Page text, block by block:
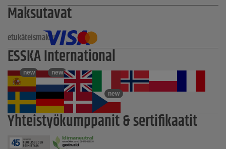
Maksutavat
etukäteismaksu
ESSKA International
new new
new
Yhteistyökumppanit & sertifikaatit